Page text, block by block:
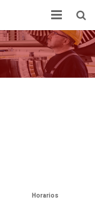
Horarios